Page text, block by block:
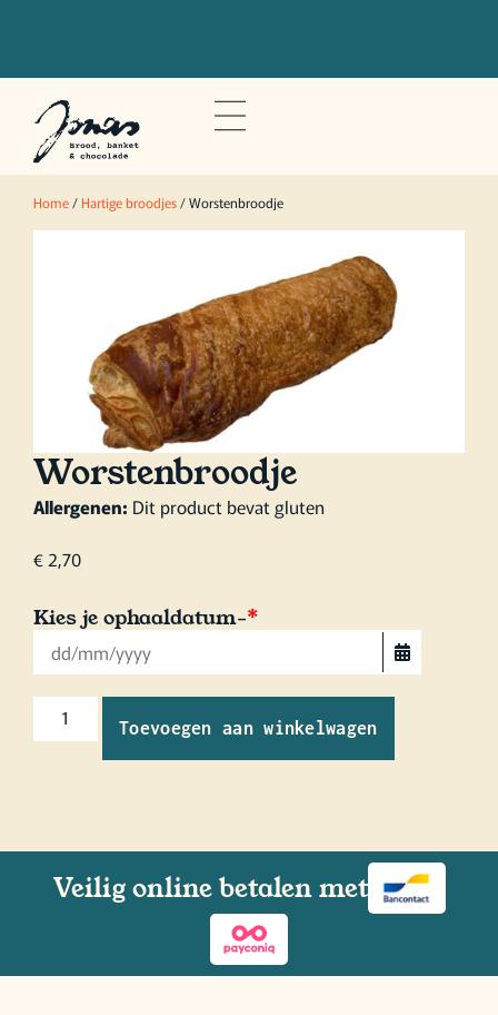
Bestel voor 20u om je bestelling de
volgende dag op te halen
Home/Hartige broodjes/ Worstenbroodje
Worstenbroodje
Allergenen: Dit product bevat gluten
€2,70
*
Kies je ophaaldatum-
Toevoegen aan winkelwagen
Veilig online betalen met